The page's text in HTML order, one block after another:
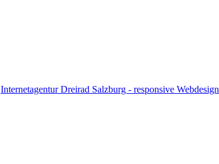
Internetagentur Dreirad Salzburg - responsive Webdesign